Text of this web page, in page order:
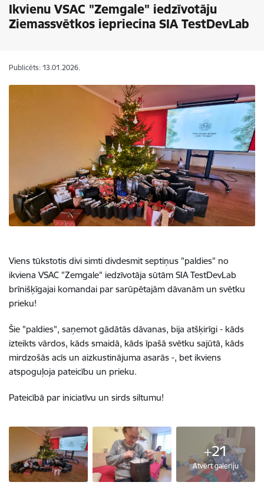
Ikvienu VSAC "Zemgale" iedzīvotāju
Ziemassvētkos iepriecina SIA TestDevLab
Publicēts: 13.01.2026.
Viens tūkstotis divi simti divdesmit septiņus "paldies" no
ikviena VSAC "Zemgale" iedzīvotāja sūtām SIA TestDevLab
brīnišķīgajai komandai par sarūpētajām dāvanām un svētku
prieku!
Šie "paldies", saņemot gādātās dāvanas, bija atšķirīgi - kāds
izteikts vārdos, kāds smaidā, kāds īpašā svētku sajūtā, kāds
mirdzošās acīs un aizkustinājuma asarās -, bet ikviens
atspoguļoja pateicību un prieku.
Pateicībā par iniciatīvu un sirds siltumu!
+21
Atvērt galeriju